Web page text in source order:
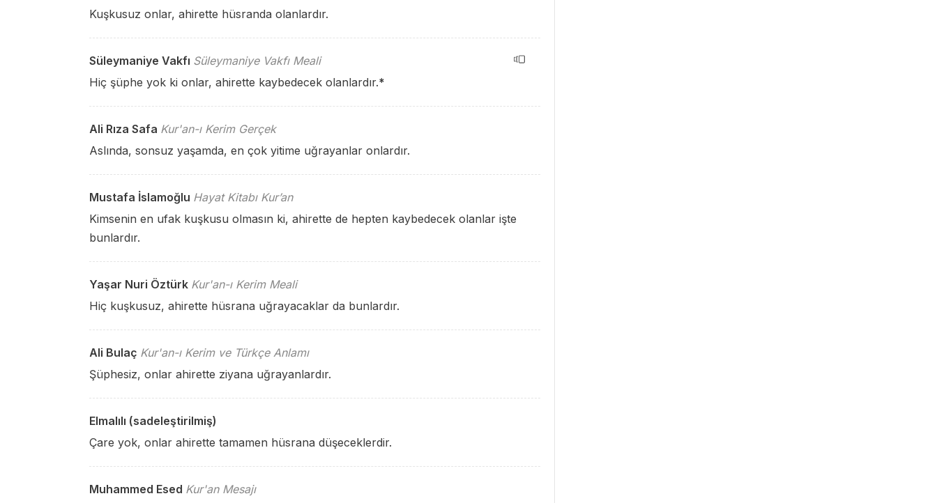
Kuşkusuz onlar, ahirette hüsranda olanlardır.
Süleymaniye Vakfı Süleymaniye Vakfı Meali
Hiç şüphe yok ki onlar, ahirette kaybedecek olanlardır.*
Ali Rıza Safa Kur'an-ı Kerim Gerçek
Aslında, sonsuz yaşamda, en çok yitime uğrayanlar onlardır.
Mustafa İslamoğlu Hayat Kitabı Kur’an
Kimsenin en ufak kuşkusu olmasın ki, ahirette de hepten kaybedecek olanlar işte
bunlardır.
Yaşar Nuri Öztürk Kur'an-ı Kerim Meali
Hiç kuşkusuz, ahirette hüsrana uğrayacaklar da bunlardır.
Ali Bulaç Kur'an-ı Kerim ve Türkçe Anlamı
Şüphesiz, onlar ahirette ziyana uğrayanlardır.
Elmalılı (sadeleştirilmiş)
Çare yok, onlar ahirette tamamen hüsrana düşeceklerdir.
Muhammed Esed Kur'an Mesajı